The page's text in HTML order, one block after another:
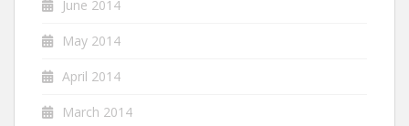
June 2014
May 2014
April 2014
March 2014